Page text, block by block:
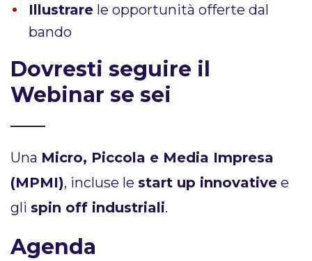
Illustrare le opportunità offerte dal
bando
Dovresti seguire il
Webinar se sei
Una Micro, Piccola e Media Impresa
(MPMI), incluse le start up innovative e
gli spin off industriali.
Agenda